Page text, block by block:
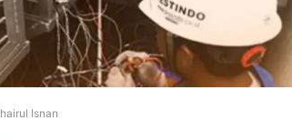
Isnan